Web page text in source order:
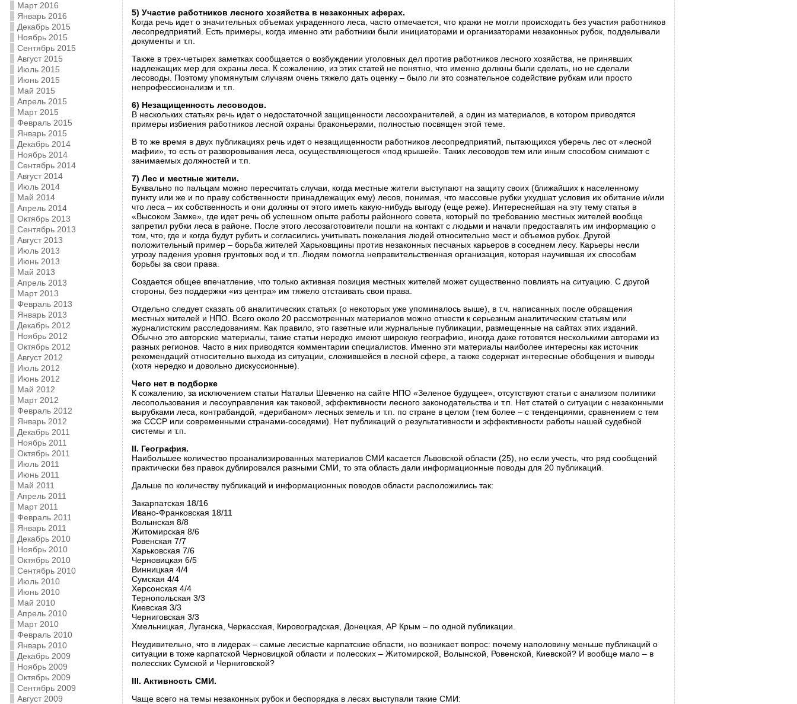
Март 2016
Январь 2016
Декабрь 2015
Ноябрь 2015
Сентябрь 2015
Август 2015
Июль 2015
Июнь 2015
Май 2015
Апрель 2015
Март 2015
Февраль 2015
Январь 2015
Декабрь 2014
Ноябрь 2014
Сентябрь 2014
Август 2014
Июль 2014
Май 2014
Апрель 2014
Октябрь 2013
Сентябрь 2013
Август 2013
Июль 2013
Июнь 2013
Май 2013
Апрель 2013
Март 2013
Февраль 2013
Январь 2013
Декабрь 2012
Ноябрь 2012
Октябрь 2012
Август 2012
Июль 2012
Июнь 2012
Май 2012
Март 2012
Февраль 2012
Январь 2012
Декабрь 2011
Ноябрь 2011
Октябрь 2011
Июль 2011
Июнь 2011
Май 2011
Апрель 2011
Март 2011
Февраль 2011
Январь 2011
Декабрь 2010
Ноябрь 2010
Октябрь 2010
Сентябрь 2010
Июль 2010
Июнь 2010
Май 2010
Апрель 2010
Март 2010
Февраль 2010
Январь 2010
Декабрь 2009
Ноябрь 2009
Октябрь 2009
Сентябрь 2009
Август 2009
5) Участие работников лесного хозяйства в незаконных аферах.
Когда речь идет о значительных объемах украденного леса, часто отмечается, что кражи не могли происходить без участия работников
лесопредприятий. Есть примеры, когда именно эти работники были инициаторами и организаторами незаконных рубок, подделывали
документы и т.п.
Также в трех-четырех заметках сообщается о возбуждении уголовных дел против работников лесного хозяйства, не принявших
надлежащих мер для охраны леса. К сожалению, из этих статей не понятно, что именно должны были сделать, но не сделали
лесоводы. Поэтому упомянутым случаям очень тяжело дать оценку – было ли это сознательное содействие рубкам или просто
непрофессионализм и т.п.
6) Незащищенность лесоводов.
В нескольких статьях речь идет о недостаточной защищенности лесоохранителей, а один из материалов, в котором приводятся
примеры избиения работников лесной охраны браконьерами, полностью посвящен этой теме.
В то же время в двух публикациях речь идет о незащищенности работников лесопредприятий, пытающихся уберечь лес от «лесной
мафии», то есть от разворовывания леса, осуществляющегося «под крышей». Таких лесоводов тем или иным способом снимают с
занимаемых должностей и т.п.
7) Лес и местные жители.
Буквально по пальцам можно пересчитать случаи, когда местные жители выступают на защиту своих (ближайших к населенному
пункту или же и по праву собственности принадлежащих ему) лесов, понимая, что массовые рубки ухудшат условия их обитание и/или
что леса – их собственность и они должны от этого иметь какую-нибудь выгоду (еще реже). Интереснейшая на эту тему статья в
«Высоком Замке», где идет речь об успешном опыте работы районного совета, который по требованию местных жителей вообще
запретил рубки леса в районе. После этого лесозаготовители пошли на контакт с людьми и начали предоставлять им информацию о
том, что, где и когда будут рубить и согласились учитывать пожелания людей относительно мест и объемов рубок. Другой
положительный пример – борьба жителей Харьковщины против незаконных песчаных карьеров в соседнем лесу. Карьеры несли
угрозу падения уровня грунтовых вод и т.п. Людям помогла неправительственная организация, которая научившая их способам
борьбы за свои права.
Создается общее впечатление, что только активная позиция местных жителей может существенно повлиять на ситуацию. С другой
стороны, без поддержки «из центра» им тяжело отстаивать свои права.
Отдельно следует сказать об аналитических статьях (о некоторых уже упоминалось выше), в т.ч. написанных после обращения
местных жителей и НПО. Всего около 20 рассмотренных материалов можно отнести к серьезным аналитическим статьям или
журналистским расследованиям. Как правило, это газетные или журнальные публикации, размещенные на сайтах этих изданий.
Обычно это авторские материалы, такие статьи нередко имеют широкую географию, иногда даже готовятся несколькими авторами из
разных регионов. Часто в них приводятся комментарии специалистов. Именно эти материалы наиболее интересны как источник
рекомендаций относительно выхода из ситуации, сложившейся в лесной сфере, а также содержат интересные обобщения и выводы
(хотя нередко и довольно дискуссионные).
Чего нет в подборке
К сожалению, за исключением статьи Натальи Шевченко на сайте НПО «Зеленое будущее», отсутствуют статьи с анализом политики
лесопользования и лесоуправления как таковой, эффективности лесного законодательства и т.п. Нет статей о ситуации с незаконными
вырубками леса, контрабандой, «дерибаном» лесных земель и т.п. по стране в целом (тем более – с тенденциями, сравнением с тем
же СССР или современными странами-соседями). Нет публикаций о результативности и эффективности работы нашей судебной
системы и т.п.
ІІ. География.
Наибольшее количество проанализированных материалов СМИ касается Львовской области (25), но если учесть, что ряд сообщений
практически без правок дублировался разными СМИ, то эта область дали информационные поводы для 20 публикаций.
Дальше по количеству публикаций и информационных поводов области расположились так:
Закарпатская 18/16
Ивано-Франковская 18/11
Волынская 8/8
Житомирская 8/6
Ровенская 7/7
Харьковская 7/6
Черновицкая 6/5
Винницкая 4/4
Сумская 4/4
Херсонская 4/4
Тернопольская 3/3
Киевская 3/3
Черниговская 3/3
Хмельницкая, Луганска, Черкасская, Кировоградская, Донецкая, АР Крым – по одной публикации.
Неудивительно, что в лидерах – самые лесистые карпатские области, но возникает вопрос: почему наполовину меньше публикаций о
ситуации в тоже карпатской Черновицкой области и полесских – Житомирской, Волынской, Ровенской, Киевской? И вообще мало – в
полесских Сумской и Черниговской?
ІІІ. Активность СМИ.
Чаще всего на темы незаконных рубок и беспорядка в лесах выступали такие СМИ: